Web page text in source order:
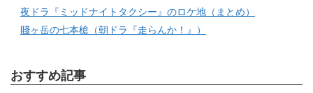
夜ドラ『ミッドナイトタクシー』のロケ地（まとめ）
賤ヶ岳の七本槍（朝ドラ『走らんか！』）
おすすめ記事